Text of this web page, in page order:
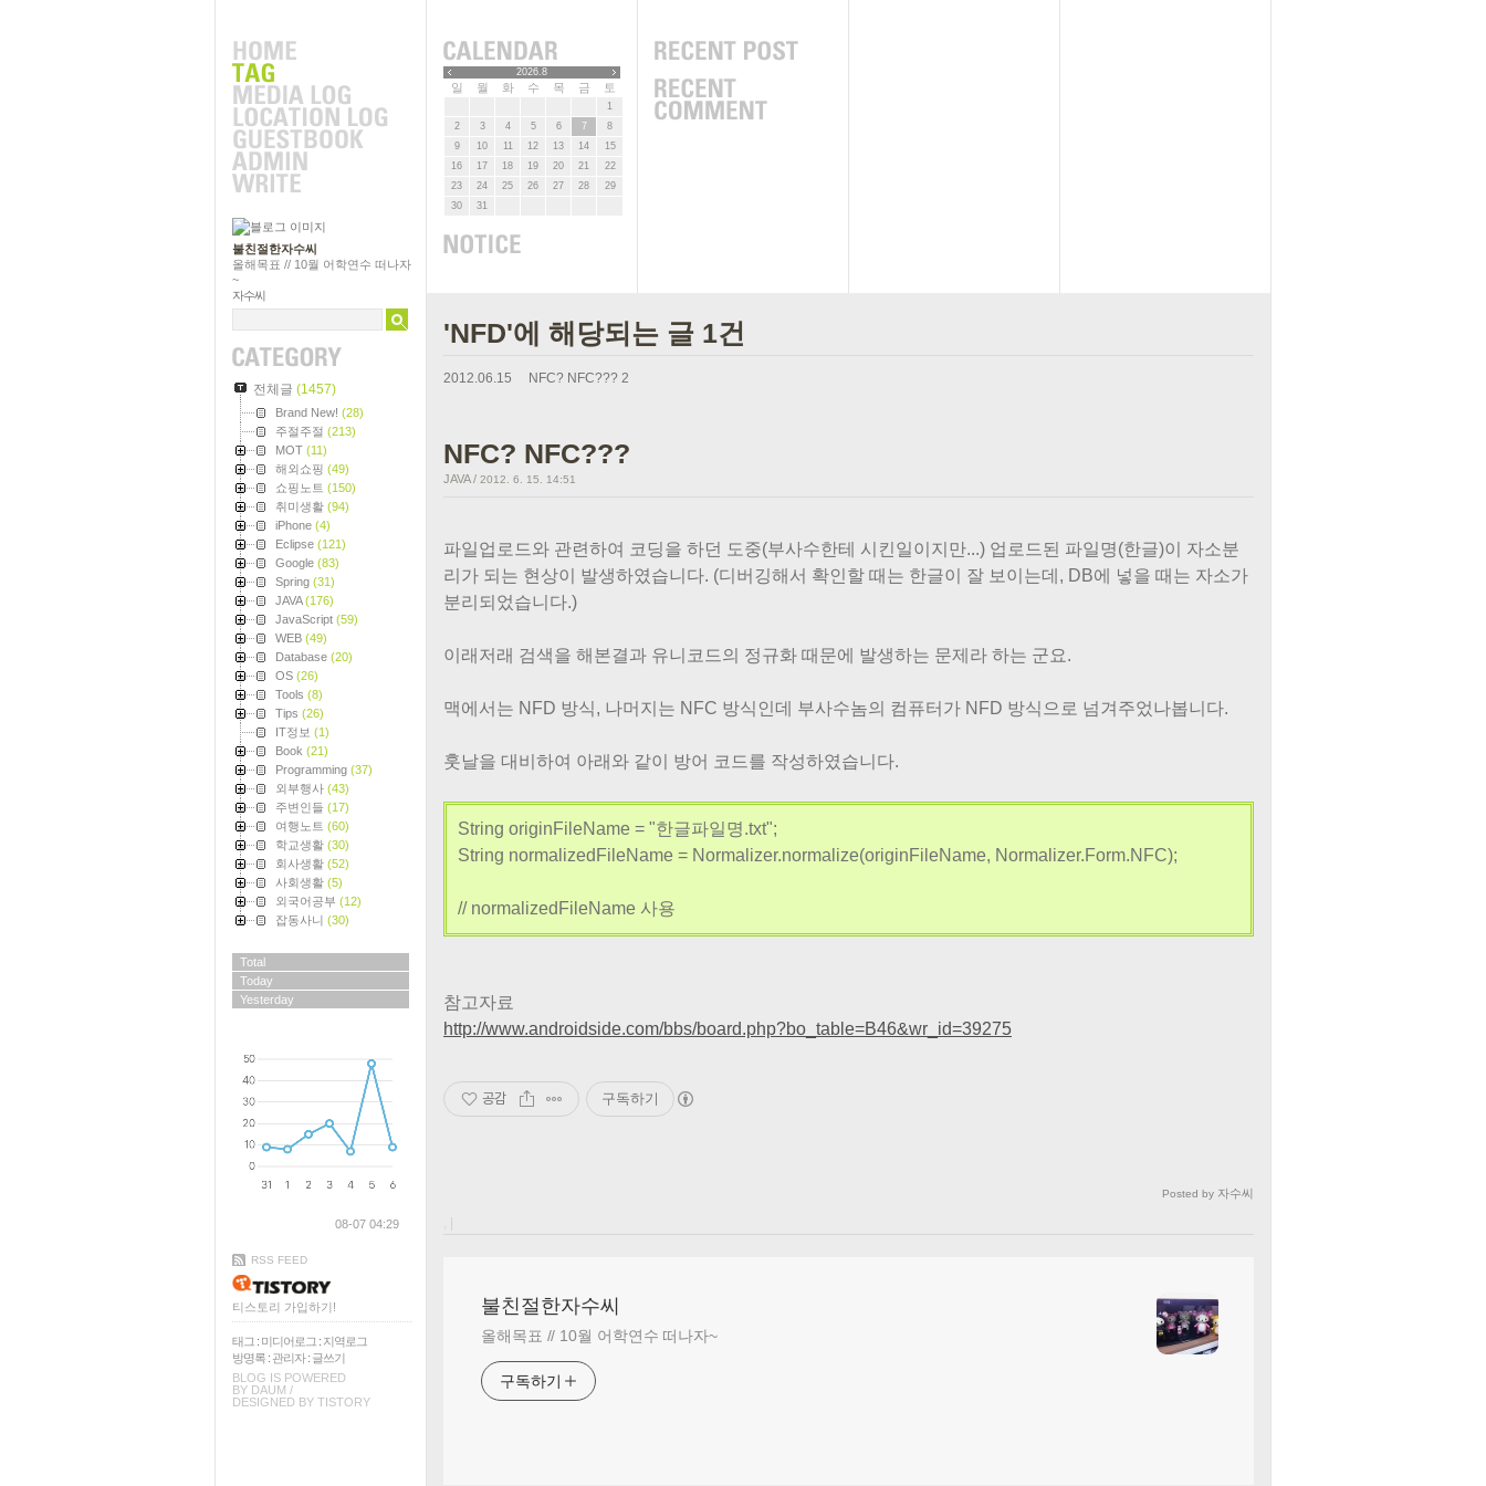
불친절한자수씨
올해목표 // 10월 어학연수 떠나자
~
자수씨
전체글 (1457)
Brand New! (28)
주절주절 (213)
MOT (11)
해외쇼핑 (49)
쇼핑노트 (150)
취미생활 (94)
iPhone (4)
Eclipse (121)
Google (83)
Spring (31)
JAVA(176)
JavaScript (59)
WEB (49)
Database (20)
OS (26)
Tools (8)
Tips (26)
IT정보 (1)
Book (21)
Programming (37)
외부행사 (43)
주변인들 (17)
여행노트 (60)
학교생활 (30)
회사생활 (52)
사회생활 (5)
외국어공부 (12)
잡동사니 (30)
Total
Today
Yesterday
08-07 04:29
RSS FEED
티스토리 가입하기!
태그 : 미디어로그 : 지역로그
방명록 : 관리자: 글쓰기
BLOG IS POWERED
BY DAUM /
DESIGNED BY TISTORY
2026.8
일 월 화 수 목 금 토
1
2
3 4 5 6 7
8
9
10 11 12 13 14
15
16
17 18 19 20 21
22
23
24 25 26 27 28
29
30
31
'NFD'에 해당되는 글 1건
2012.06.15 NFC? NFC??? 2
NFC? NFC???
JAVA/ 2012. 6. 15. 14:51
파일업로드와 관련하여 코딩을 하던 도중(부사수한테 시킨일이지만...) 업로드된 파일명(한글)이 자소분
리가 되는 현상이 발생하였습니다. (디버깅해서 확인할 때는 한글이 잘 보이는데, DB에 넣을 때는 자소가
분리되었습니다.)
이래저래 검색을 해본결과 유니코드의 정규화 때문에 발생하는 문제라 하는 군요.
맥에서는 NFD 방식, 나머지는 NFC 방식인데 부사수놈의 컴퓨터가 NFD 방식으로 넘겨주었나봅니다.
훗날을 대비하여 아래와 같이 방어 코드를 작성하였습니다.
String originFileName = "한글파일명.txt";
String normalizedFileName = Normalizer.normalize(originFileName, Normalizer.Form.NFC);
// normalizedFileName 사용
참고자료
http://www.androidside.com/bbs/board.php?bo_table=B46&wr_id=39275
공감 구독하기
Posted by 자수씨
, |
불친절한자수씨
올해목표 // 10월 어학연수 떠나자~
구독하기